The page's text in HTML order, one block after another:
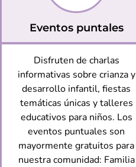
Eventos puntales
Disfruten de charlas
informativas sobre crianza y
desarrollo infantil, fiestas
temáticas únicas y talleres
educativos para niños. Los
eventos puntuales son
mayormente gratuitos para
nuestra comunidad: Familia